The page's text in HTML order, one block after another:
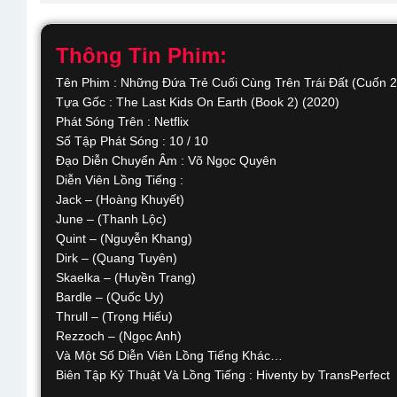
Thông Tin Phim:
Tên Phim : Những Đứa Trẻ Cuối Cùng Trên Trái Đất (Cuốn
Tựa Gốc : The Last Kids On Earth (Book 2) (2020)
Phát Sóng Trên : Netflix
Số Tập Phát Sóng : 10 / 10
Đạo Diễn Chuyển Âm : Võ Ngọc Quyên
Diễn Viên Lồng Tiếng :
Jack – (Hoàng Khuyết)
June – (Thanh Lộc)
Quint – (Nguyễn Khang)
Dirk – (Quang Tuyên)
Skaelka – (Huyền Trang)
Bardle – (Quốc Uy)
Thrull – (Trọng Hiếu)
Rezzoch – (Ngọc Anh)
Và Một Số Diễn Viên Lồng Tiếng Khác…
Biên Tập Kỷ Thuật Và Lồng Tiếng : Hiventy by TransPerfect